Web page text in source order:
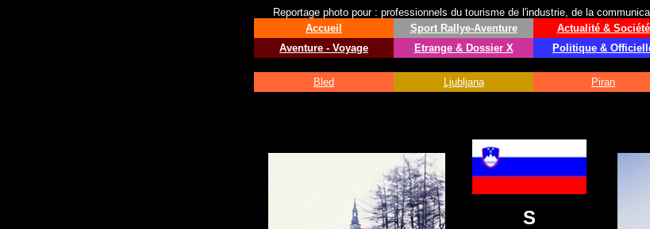
Reportage photo pour : professionnels du tourisme de l'industrie, de la
Accueil
Aventure - Voyage
Sport Rallye-Aventure
Etrange & Dossier X
Actualité & Société
Politique &
Bled Ljubljana Piran
S